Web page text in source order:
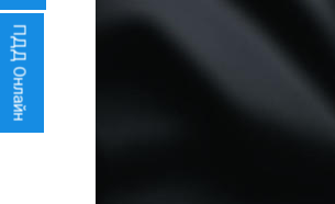
ПДД Онлайн